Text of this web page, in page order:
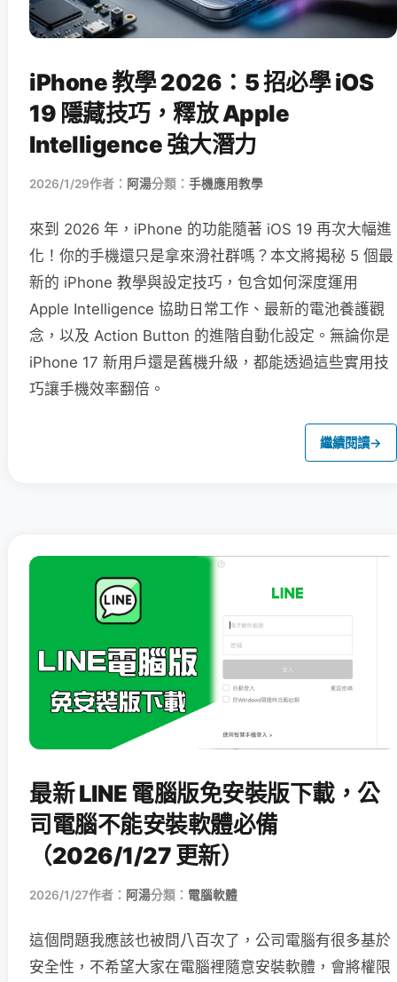
iPhone 教學 2026：5 招必學 iOS
19 隱藏技巧，釋放 Apple
Intelligence 強大潛力
2026/1/29作者： 阿湯分類： 手機應用教學
來到 2026 年，iPhone 的功能隨著 iOS 19 再次大幅進
化！你的手機還只是拿來滑社群嗎？本文將揭秘 5 個最
新的 iPhone 教學與設定技巧，包含如何深度運用
Apple Intelligence 協助日常工作、最新的電池養護觀
念，以及 Action Button 的進階自動化設定。無論你是
iPhone 17 新用戶還是舊機升級，都能透過這些實用技
巧讓手機效率翻倍。
繼續閱讀→
最新 LINE 電腦版免安裝版下載，公
司電腦不能安裝軟體必備
（2026/1/27 更新）
2026/1/27作者： 阿湯分類： 電腦軟體
這個問題我應該也被問八百次了，公司電腦有很多基於
安全性，不希望大家在電腦裡隨意安裝軟體，會將權限